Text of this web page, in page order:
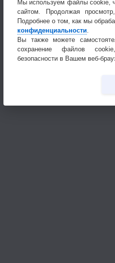
Мы используем файлы cookie,
сайтом. Продолжая
Подробнее о том, как мы
конфиденциальности
Вы также можете
сохранение файлов
безопасности в Вашем веб-